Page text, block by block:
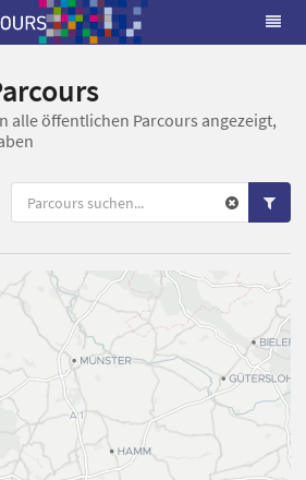
alle öffentlichen Parcours angezeigt,